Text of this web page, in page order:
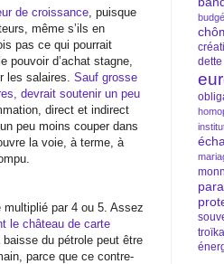
de croissance , puisque
même s’ils en
pas ce qui pourrait
pouvoir d’achat stagne,
les salaires. Sauf grosse
devrait soutenir un peu
direct et indirect
peu moins couper dans
la voie, à terme, à
par 4 ou 5. Assez
le château de carte
baisse du pétrole peut être
parce que ce contre-
troïka